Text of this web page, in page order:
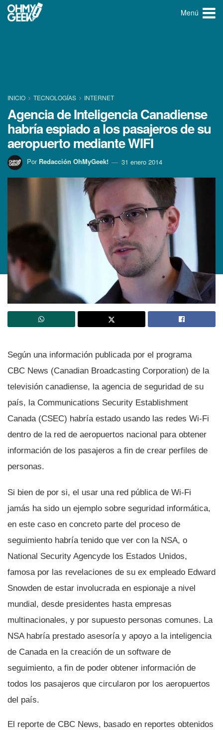
Menú
INICIO TECNOLOGÍ­AS INTERNET
Agencia de Inteligencia Canadiense
habrí­a espiado a los pasajeros de su
aeropuerto mediante WIFI
Por Redacción OhMyGeek! 31 enero 2014
Según una información publicada por el programa
CBC News (Canadian Broadcasting Corporation) de la
televisión canadiense, la agencia de seguridad de su
paí­s, la Communications Security Establishment
Canada (CSEC) habrí­a estado usando las redes Wi-Fi
dentro de la red de aeropuertos nacional para obtener
información de los pasajeros a fin de crear perfiles de
personas.
Si bien de por si, el usar una red pública de Wi-Fi
jamás ha sido un ejemplo sobre seguridad informática,
en este caso en concreto parte del proceso de
seguimiento habrí­a tenido que ver con la NSA, o
National Security Agencyde los Estados Unidos,
famosa por las revelaciones de su ex empleado Edward
Snowden de estar involucrada en espionaje a nivel
mundial, desde presidentes hasta empresas
multinacionales, y por supuesto personas comunes. La
NSA habrí­a prestado asesorí­a y apoyo a la inteligencia
de Canada en la creación de un software de
seguimiento, a fin de poder obtener información de
todos los pasajeros que circularon por los aeropuertos
del paí­s.
El reporte de CBC News, basado en reportes obtenidos